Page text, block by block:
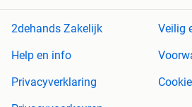
2dehands Zakelijk
Veilig
Help en info
Privacyverklaring